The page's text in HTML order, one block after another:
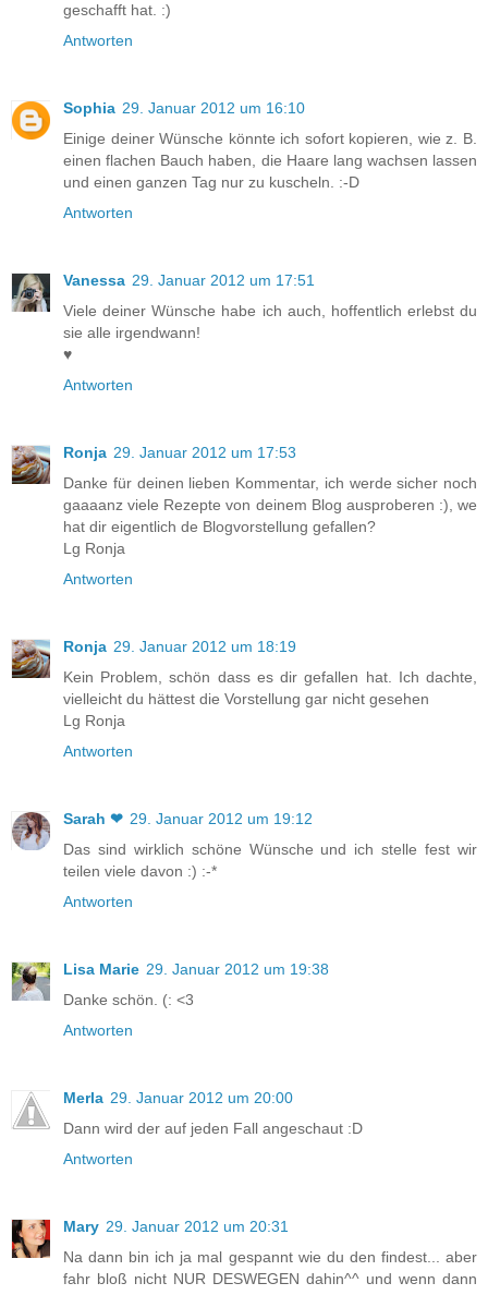
geschafft hat. :)
Antworten
Sophia 29. Januar 2012 um 16:10
Einige deiner Wünsche könnte ich sofort kopieren, wie z. B.
einen flachen Bauch haben, die Haare lang wachsen lassen
und einen ganzen Tag nur zu kuscheln. :-D
Antworten
Vanessa 29. Januar 2012 um 17:51
Viele deiner Wünsche habe ich auch, hoffentlich erlebst du
sie alle irgendwann!
♥
Antworten
Ronja 29. Januar 2012 um 17:53
Danke für deinen lieben Kommentar, ich werde sicher noch
gaaaanz viele Rezepte von deinem Blog ausproberen :), we
hat dir eigentlich de Blogvorstellung gefallen?
Lg Ronja
Antworten
Ronja 29. Januar 2012 um 18:19
Kein Problem, schön dass es dir gefallen hat. Ich dachte,
vielleicht du hättest die Vorstellung gar nicht gesehen
Lg Ronja
Antworten
Sarah ❤ 29. Januar 2012 um 19:12
Das sind wirklich schöne Wünsche und ich stelle fest wir
teilen viele davon :) :-*
Antworten
Lisa Marie 29. Januar 2012 um 19:38
Danke schön. (: <3
Antworten
Merla 29. Januar 2012 um 20:00
Dann wird der auf jeden Fall angeschaut :D
Antworten
Mary 29. Januar 2012 um 20:31
Na dann bin ich ja mal gespannt wie du den findest... aber
fahr bloß nicht NUR DESWEGEN dahin^^ und wenn dann